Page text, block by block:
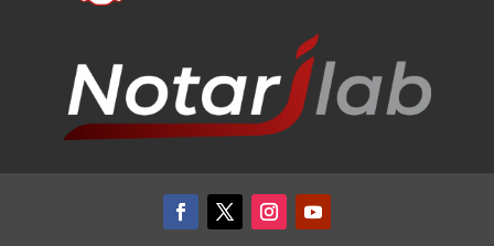
en el del entretenimiento en línea, la
transparencia y la eficiencia son clave para
garantizar que todo funcione sin